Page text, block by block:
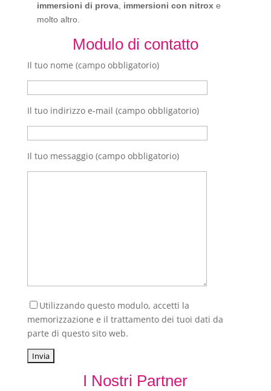
immersioni di prova, immersioni con nitroxe
molto altro.
Modulo di contatto
Il tuo nome (campo obbligatorio)
Il tuo indirizzo e-mail (campo obbligatorio)
Il tuo messaggio (campo obbligatorio)
Utilizzando questo modulo, accetti la
memorizzazione e il trattamento dei tuoi dati da
parte di questo sito web.
I Nostri Partner